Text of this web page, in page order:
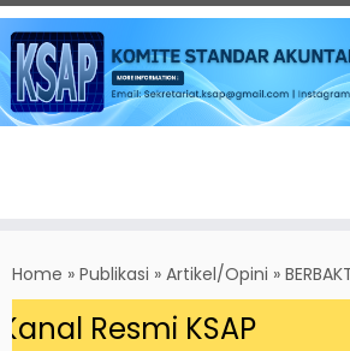
to
content
Home » Publikasi » Artikel/Opini »
Resmi KSAP